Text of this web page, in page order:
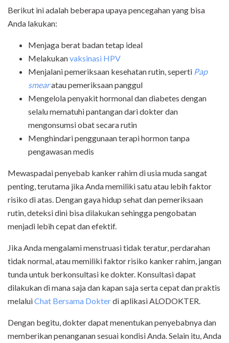
Berikut ini adalah beberapa upaya pencegahan yang bisa
Anda lakukan:
Menjaga berat badan tetap ideal
Melakukanvaksinasi HPV
Menjalani pemeriksaan kesehatan rutin, seperti Pap
smearatau pemeriksaan panggul
Mengelola penyakit hormonal dan diabetes dengan
selalu mematuhi pantangan dari dokter dan
mengonsumsi obat secara rutin
Menghindari penggunaan terapi hormon tanpa
pengawasan medis
Mewaspadai penyebab kanker rahim di usia muda sangat
penting, terutama jika Anda memiliki satu atau lebih faktor
risiko di atas. Dengan gaya hidup sehat dan pemeriksaan
rutin, deteksi dini bisa dilakukan sehingga pengobatan
menjadi lebih cepat dan efektif.
Jika Anda mengalami menstruasi tidak teratur, perdarahan
tidak normal, atau memiliki faktor risiko kanker rahim, jangan
tunda untuk berkonsultasi ke dokter. Konsultasi dapat
dilakukan di mana saja dan kapan saja serta cepat dan praktis
melaluiChat Bersama Dokterdi aplikasi ALODOKTER.
Dengan begitu, dokter dapat menentukan penyebabnya dan
memberikan penanganan sesuai kondisi Anda. Selain itu, Anda